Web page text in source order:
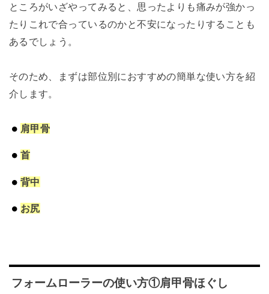
ところがいざやってみると、思ったよりも痛みが強かっ
たりこれで合っているのかと不安になったりすることも
あるでしょう。
そのため、まずは部位別におすすめの簡単な使い方を紹
介します。
肩甲骨
首
背中
お尻
フォームローラーの使い方①肩甲骨ほぐし